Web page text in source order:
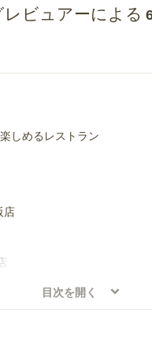
ビュアーによる
しめるレストラン
店
目次を開く